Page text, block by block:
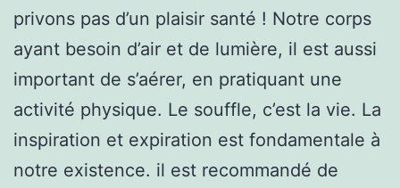
privons pas d’un plaisir santé ! Notre corps
ayant besoin d’air et de lumière, il est aussi
important de s’aérer, en pratiquant une
activité physique. Le souffle, c’est la vie. La
inspiration et expiration est fondamentale à
notre existence. il est recommandé de